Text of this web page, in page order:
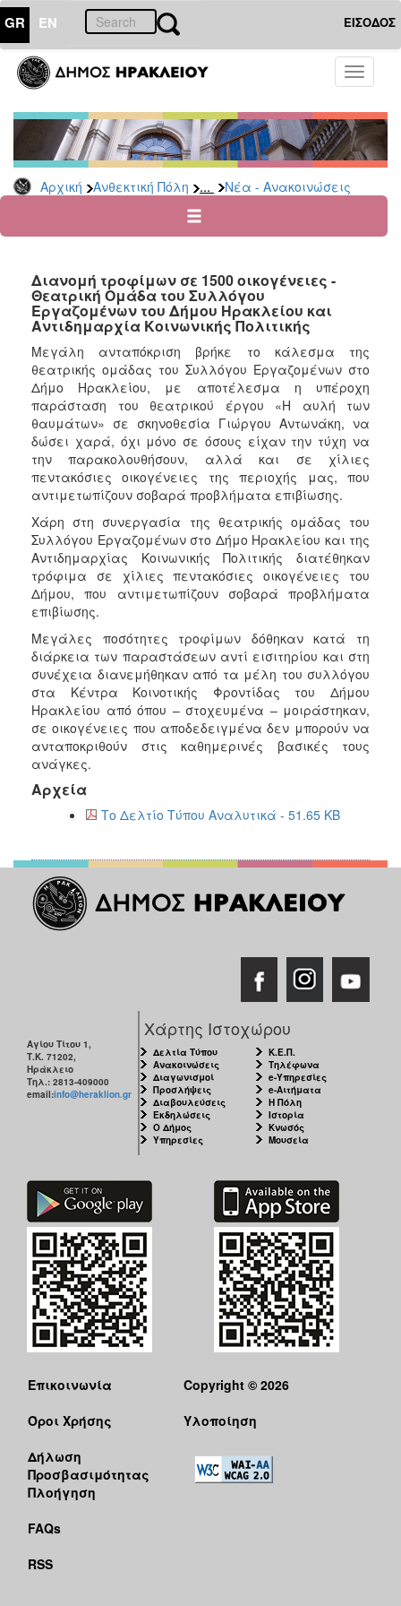
GR EN ΕΙΣΟΔΟΣ
Toggle
Αρχική Ανθεκτική Πόλη ... Νέα - Ανακοινώσεις
ΑΝΘΕΚΤΙΚΗ
ΠΟΛΗ
Κοινωνική
Πολιτική
Νέα
Ανακοινώσεις
για
Οικονομική
Αδυναμία
&
Φυσικές
Καταστροφές
Κέντρα
Κοινοτικής
Φροντίδας
(Κ.Α.Π.Η.)
Κέντρα
Δημιουργικής
Παιδιών
(Κ.Δ.Α.Π.)
Κέντρα
Ημερήσιας
Φροντίδας
Ηλικιωμένων
(Κ.Η.Φ.Η.)
Κ.Δ.Α.Π.Α.μεΑ.
Αδειοδότηση
&
Έλεγχος
Βρεφονηπιακών
Σταθμών
Δημοτικό
Ιατρείο
Φιλοξενίας
Γυναικών
Κέντρο
Κοινότητας
Παντοπωλείο
Ισότητα
των
Φύλων
Υγεία
ΤΟΠΟΣ
ΔΗΜΟΣ
ΠΟΛΙΤΙΣΜΟΣ
Διανομή τροφίμων σε 1500 οικογένειες -
Θεατρική Ομάδα του Συλλόγου
Εργαζομένων του Δήμου Ηρακλείου και
Αντιδημαρχία Κοινωνικής Πολιτικής
Μεγάλη ανταπόκριση βρήκε το κάλεσμα της
θεατρικής ομάδας του Συλλόγου Εργαζομένων στο
Δήμο Ηρακλείου, με αποτέλεσμα η υπέροχη
παράσταση του θεατρικού έργου «Η αυλή των
θαυμάτων» σε σκηνοθεσία Γιώργου Αντωνάκη, να
δώσει χαρά, όχι μόνο σε όσους είχαν την τύχη να
την παρακολουθήσουν, αλλά και σε χίλιες
πεντακόσιες οικογένειες της περιοχής μας, που
αντιμετωπίζουν σοβαρά προβλήματα επιβίωσης.
Χάρη στη συνεργασία της θεατρικής ομάδας του
Συλλόγου Εργαζομένων στο Δήμο Ηρακλείου και της
Αντιδημαρχίας Κοινωνικής Πολιτικής διατέθηκαν
τρόφιμα σε χίλιες πεντακόσιες οικογένειες του
Δήμου, που αντιμετωπίζουν σοβαρά προβλήματα
επιβίωσης.
Μεγάλες ποσότητες τροφίμων δόθηκαν κατά τη
διάρκεια των παραστάσεων αντί εισιτηρίου και στη
συνέχεια διανεμήθηκαν από τα μέλη του συλλόγου
στα Κέντρα Κοινοτικής Φροντίδας του Δήμου
Ηρακλείου από όπου – στοχευμένα – μοιράστηκαν,
σε οικογένειες που αποδεδειγμένα δεν μπορούν να
ανταποκριθούν στις καθημερινές βασικές τους
ανάγκες.
Αρχεία
Το Δελτίο Τύπου Αναλυτικά - 51.65 KB
Αγίου Τίτου 1,
Τ.Κ. 71202,
Ηράκλειο
Τηλ.: 2813-409000
email:info@heraklion.gr
Χάρτης Ιστοχώρου
Δελτία Τύπου
Ανακοινώσεις
Διαγωνισμοί
Προσλήψεις
Διαβουλεύσεις
Εκδηλώσεις
Ο Δήμος
Υπηρεσίες
Κ.Ε.Π.
Τηλέφωνα
e-Υπηρεσίες
e-Αιτήματα
Η Πόλη
Ιστορία
Κνωσός
Μουσεία
Επικοινωνία
Όροι Χρήσης
Δήλωση
Προσβασιμότητας
Πλοήγηση
FAQs
RSS
Copyright © 2026
Υλοποίηση